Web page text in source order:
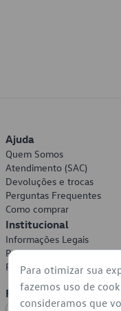
Ajuda
Quem Somos
Atendimento (SAC)
Devoluções e trocas
Perguntas Frequentes
Como comprar
Institucional
Informações Legais
Política de Privacidade
Política de Cookies
Formas de Pagamento
Para otimizar sua
fazemos uso de
consideramos que